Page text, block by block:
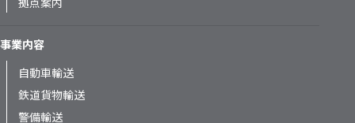
事業内容
自動車輸送
鉄道貨物輸送
警備輸送